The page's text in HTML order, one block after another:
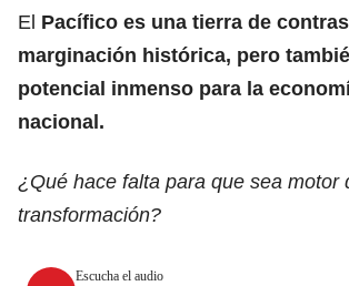
El Pacífico es una tierra de
marginación histórica, pero
potencial inmenso para la
nacional.
¿Qué hace falta para que sea motor
transformación?
Escucha el audio